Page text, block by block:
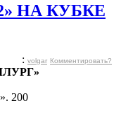
НА КУБКЕ
: volgar Комментировать?
200